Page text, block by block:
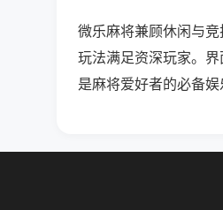
微乐麻将兼顾休闲与
玩法满足资深玩家。
是麻将爱好者的必备娱